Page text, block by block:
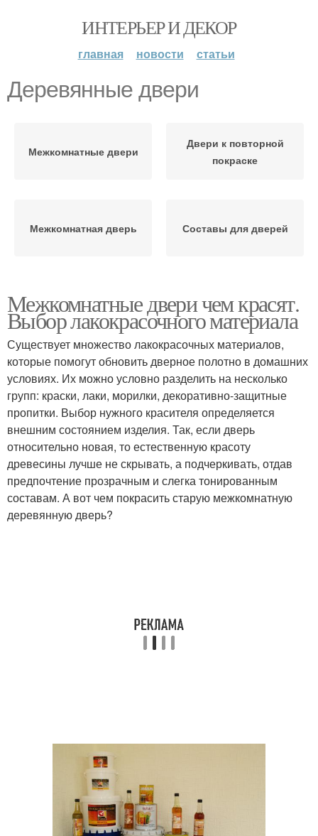
ИНТЕРЬЕР И ДЕКОР
главная новости статьи
Деревянные двери
Межкомнатные двери
Двери к повторной
покраске
Межкомнатная дверь Составы для дверей
Межкомнатные двери чем красят.
Выбор лакокрасочного материала
Существует множество лакокрасочных материалов,
которые помогут обновить дверное полотно в домашних
условиях. Их можно условно разделить на несколько
групп: краски, лаки, морилки, декоративно-защитные
пропитки. Выбор нужного красителя определяется
внешним состоянием изделия. Так, если дверь
относительно новая, то естественную красоту
древесины лучше не скрывать, а подчеркивать, отдав
предпочтение прозрачным и слегка тонированным
составам. А вот чем покрасить старую межкомнатную
деревянную дверь?